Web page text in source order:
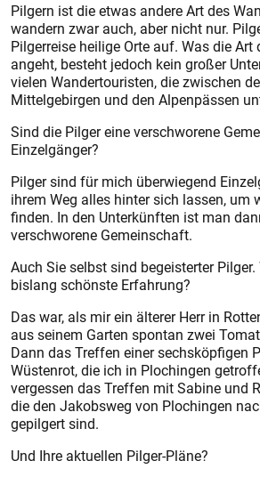
Pilgern ist die etwas andere Art des
wandern zwar auch, aber nicht nur.
Pilgerreise heilige Orte auf. Was die Art
angeht, besteht jedoch kein großer
vielen Wandertouristen, die zwischen
Mittelgebirgen und den Alpenpässen
Sind die Pilger eine verschworene
Einzelgänger?
Pilger sind für mich überwiegend
ihrem Weg alles hinter sich lassen, um
finden. In den Unterkünften ist man
verschworene Gemeinschaft.
Auch Sie selbst sind begeisterter
bislang schönste Erfahrung?
Das war, als mir ein älterer Herr in
aus seinem Garten spontan zwei
Dann das Treffen einer sechsköpfigen
Wüstenrot, die ich in Plochingen
vergessen das Treffen mit Sabine und
die den Jakobsweg von Plochingen
gepilgert sind.
Und Ihre aktuellen Pilger-Pläne?